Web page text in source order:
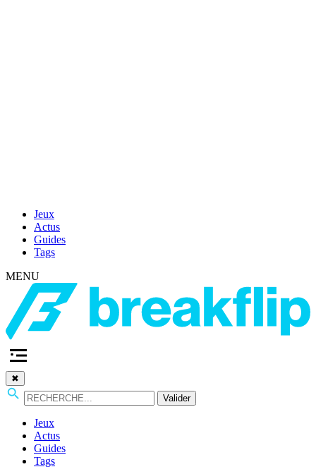
Jeux
Actus
Guides
Tags
MENU
✖
Valider
Jeux
Actus
Guides
Tags